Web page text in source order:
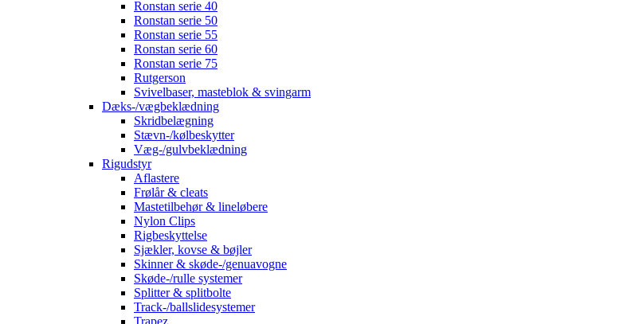
Ronstan serie 40
Ronstan serie 50
Ronstan serie 55
Ronstan serie 60
Ronstan serie 75
Rutgerson
Svivelbaser, masteblok & svingarm
Dæks-/vægbeklædning
Skridbelægning
Stævn-/kølbeskytter
Væg-/gulvbeklædning
Rigudstyr
Aflastere
Frølår & cleats
Mastetilbehør & lineløbere
Nylon Clips
Rigbeskyttelse
Sjækler, kovse & bøjler
Skinner & skøde-/genuavogne
Skøde-/rulle systemer
Splitter & splitbolte
Track-/ballslidesystemer